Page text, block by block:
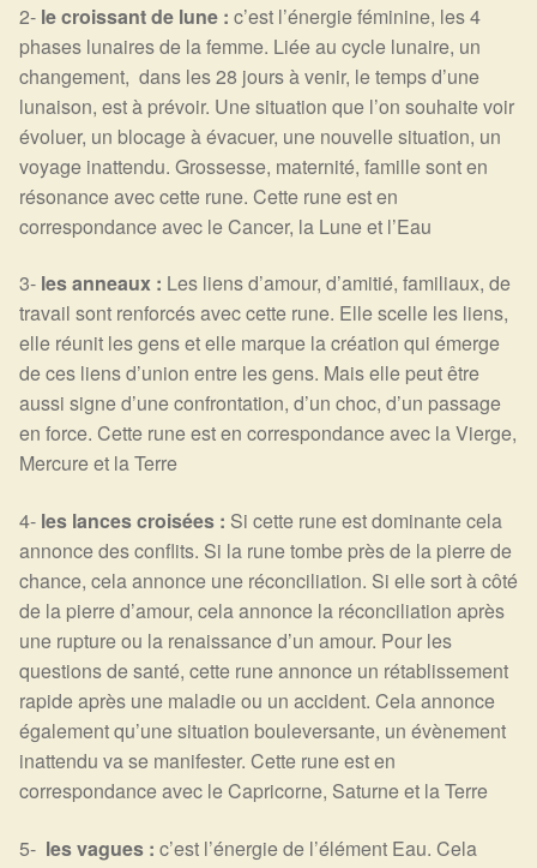
2- le croissant de lune : c’est l’énergie féminine, les 4
phases lunaires de la femme. Liée au cycle lunaire, un
changement, dans les 28 jours à venir, le temps d’une
lunaison, est à prévoir. Une situation que l’on souhaite voir
évoluer, un blocage à évacuer, une nouvelle situation, un
voyage inattendu. Grossesse, maternité, famille sont en
résonance avec cette rune. Cette rune est en
correspondance avec le Cancer, la Lune et l’Eau
3- les anneaux : Les liens d’amour, d’amitié, familiaux, de
travail sont renforcés avec cette rune. Elle scelle les liens,
elle réunit les gens et elle marque la création qui émerge
de ces liens d’union entre les gens. Mais elle peut être
aussi signe d’une confrontation, d’un choc, d’un passage
en force. Cette rune est en correspondance avec la Vierge,
Mercure et la Terre
4- les lances croisées : Si cette rune est dominante cela
annonce des conflits. Si la rune tombe près de la pierre de
chance, cela annonce une réconciliation. Si elle sort à côté
de la pierre d’amour, cela annonce la réconciliation après
une rupture ou la renaissance d’un amour. Pour les
questions de santé, cette rune annonce un rétablissement
rapide après une maladie ou un accident. Cela annonce
également qu’une situation bouleversante, un évènement
inattendu va se manifester. Cette rune est en
correspondance avec le Capricorne, Saturne et la Terre
5- les vagues : c’est l’énergie de l’élément Eau. Cela